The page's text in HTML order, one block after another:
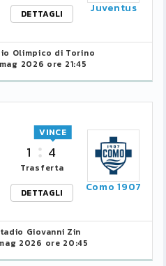
DETTAGLI
Juventus
Olimpico di Torino
2026 ore 21:45
1 4
VINCE
Trasferta
DETTAGLI
Como 1907
Giovanni Zin
2026 ore 20:45